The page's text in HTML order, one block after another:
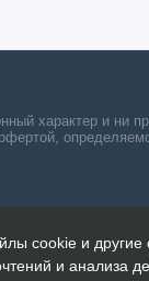
cookie и другие
и анализа
характер и ни